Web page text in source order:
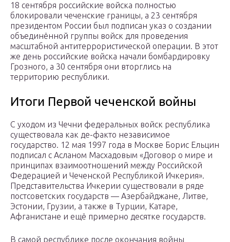
18 сентября российские войска полностью
блокировали чеченские границы, а 23 сентября
президентом России был подписан указ о создании
объединённой группы войск для проведения
масштабной антитеррористической операции. В этот
же день российские войска начали бомбардировку
Грозного, а 30 сентября они вторглись на
территорию республики.
Итоги Первой чеченской войны
С уходом из Чечни федеральных войск республика
существовала как де-факто независимое
государство. 12 мая 1997 года в Москве Борис Ельцин
подписал с Асланом Масхадовым «Договор о мире и
принципах взаимоотношений между Российской
Федерацией и Чеченской Республикой Ичкерия».
Представительства Ичкерии существовали в ряде
постсоветских государств — Азербайджане, Литве,
Эстонии, Грузии, а также в Турции, Катаре,
Афганистане и ещё примерно десятке государств.
В самой республике после окончания войны